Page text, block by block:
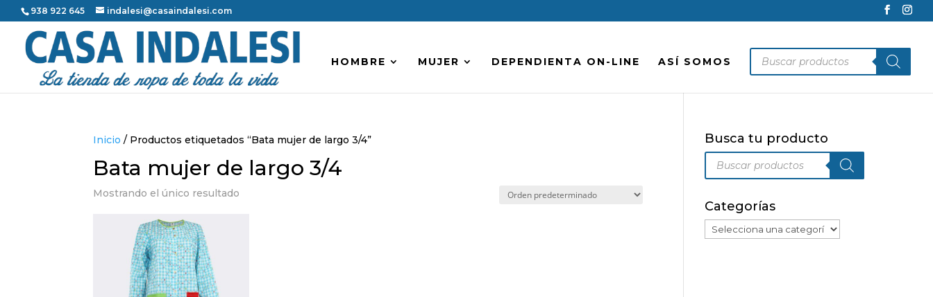
938 922 645 indalesi@casaindalesi.com
HOMBRE MUJER DEPENDIENTA ON-LINE ASÍ SOMOS
Búsqueda
productos
Inicio / Productos etiquetados “Bata mujer de largo 3/4”
Bata mujer de largo 3/4
Mostrando el único resultado
Busca tu producto
Búsqueda
productos
Categorías